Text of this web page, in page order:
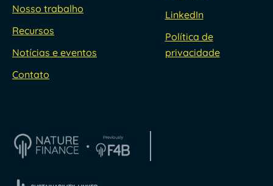
Nosso trabalho
Recursos
Notícias e eventos
Contato
LinkedIn
Política de
privacidade